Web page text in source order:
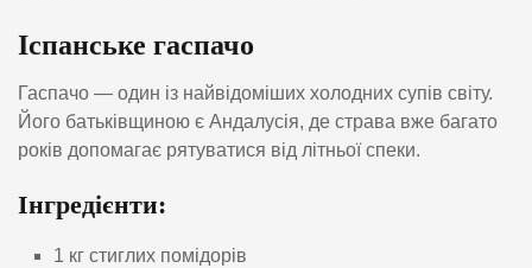
Іспанське гаспачо
Гаспачо — один із найвідоміших холодних супів світу.
Його батьківщиною є Андалусія, де страва вже багато
років допомагає рятуватися від літньої спеки.
Інгредієнти:
1 кг стиглих помідорів